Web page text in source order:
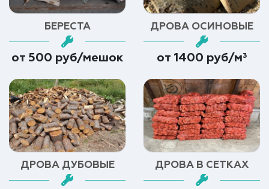
БЕРЕСТА
от 500 руб/мешок
ДРОВА ОСИНОВЫЕ
от 1400 руб/м³
ДРОВА ДУБОВЫЕ ДРОВА В СЕТКАХ